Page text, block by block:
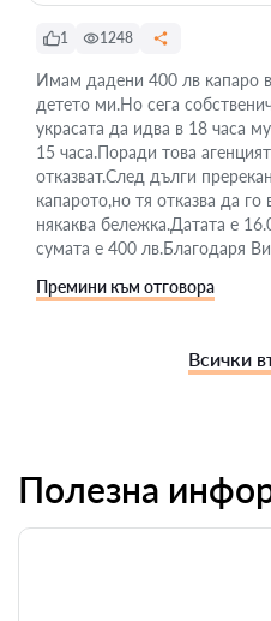
1 1248
Имам дадени 400 лв капаро
детето ми.Но сега
украсата да идва в 18 часа
15 часа.Поради това
отказват.След дълги
капарото,но тя отказва да
някаква бележка.Датата е
сумата е 400 лв.Благодаря
Премини към отговора
Всички
Полезна